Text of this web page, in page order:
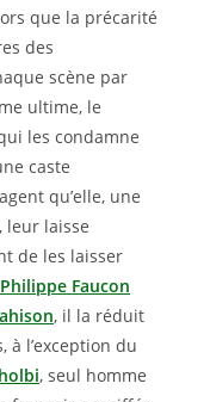
que la précarité
des
scène par
ultime, le
les condamne
caste
qu’elle, une
leur laisse
de les laisser
Philippe Faucon
, il la réduit
l’exception du
, seul homme